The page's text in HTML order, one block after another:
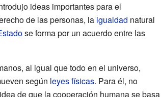
ideas importantes para el
de las personas, la igualdad natural
se forma por un acuerdo entre las
al igual que todo en el universo,
según leyes físicas. Para él, no
de que la cooperación humana se basa